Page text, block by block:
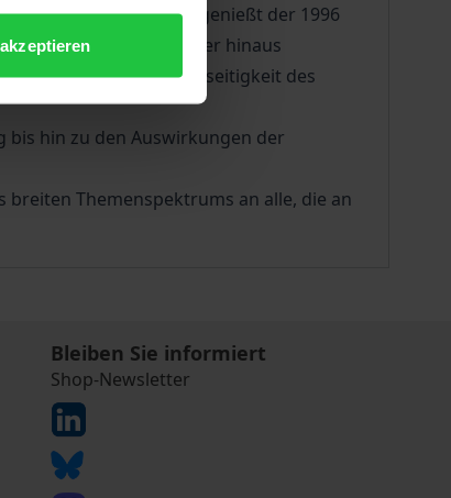
gewidmet haben, genießt der 1996
und darüber hinaus
sowohl die Vielseitigkeit des
bis hin zu den Auswirkungen der
Themenspektrums an alle, die an
Bleiben Sie informiert
Shop-Newsletter